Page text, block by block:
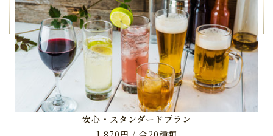
安心・スタンダードプラン